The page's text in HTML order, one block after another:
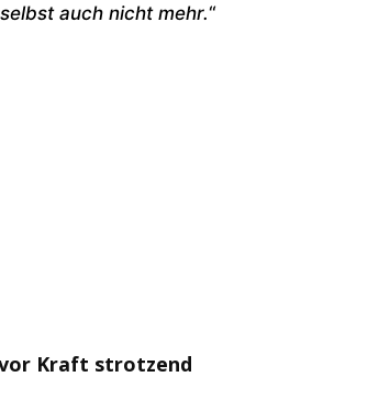
auch nicht mehr.“
Kraft strotzend